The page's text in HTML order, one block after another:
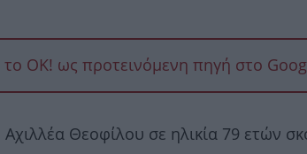
το OK! ως προτεινόμενη πηγή στο
Θεοφίλου σε ηλικία 79 ετών